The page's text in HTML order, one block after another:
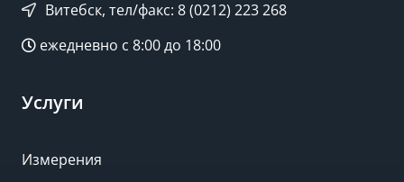
Витебск, тел/факс: 8 (0212) 223 268
ежедневно с 8:00 до 18:00
Услуги
Измерения